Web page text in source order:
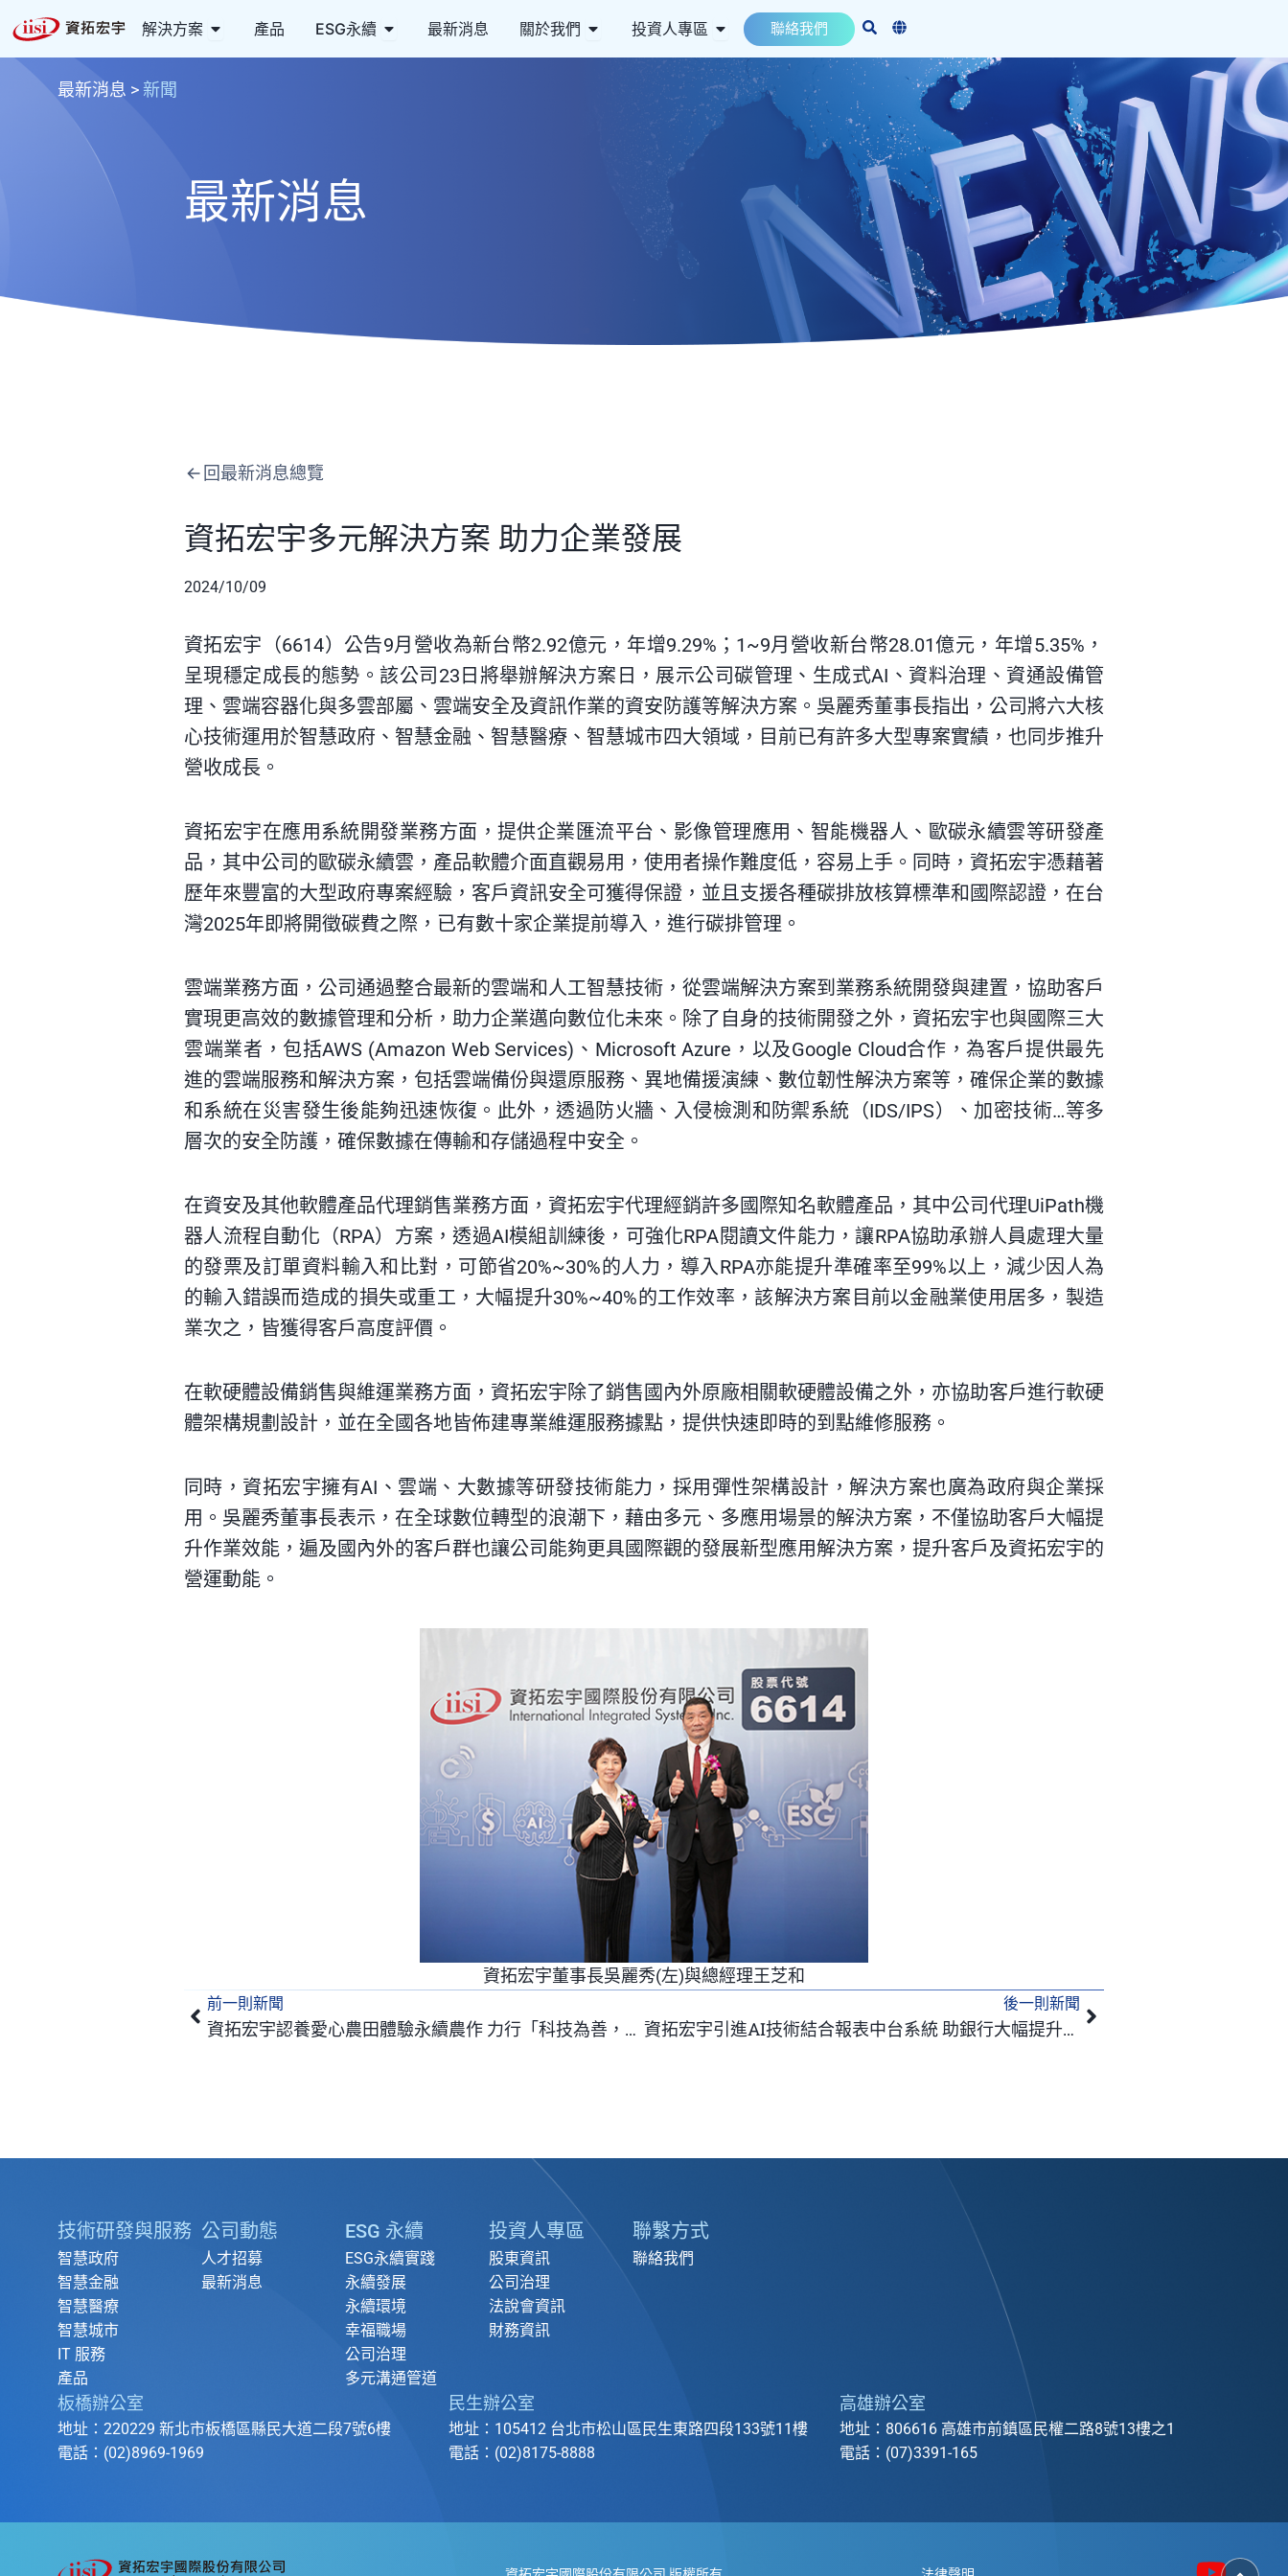
至
主
解決方案 Open 解決方案
產品 ESG永續 Open ESG永續
最新消息 關於我們 Open 關於我們
投資人專區 Open 投資人專區
聯絡我們
最新消息 > 新聞
最新消息
回最新消息總覽
資拓宏宇多元解決方案 助力企業發展
2024/10/09
資拓宏宇（6614）公告9月營收為新台幣2.92億元，年增9.29%；1~9月營收新台幣28.01億元，年增5.35%，
呈現穩定成長的態勢。該公司23日將舉辦解決方案日，展示公司碳管理、生成式AI、資料治理、資通設備管
理、雲端容器化與多雲部屬、雲端安全及資訊作業的資安防護等解決方案。吳麗秀董事長指出，公司將六大核
心技術運用於智慧政府、智慧金融、智慧醫療、智慧城市四大領域，目前已有許多大型專案實績，也同步推升
營收成長。
資拓宏宇在應用系統開發業務方面，提供企業匯流平台、影像管理應用、智能機器⼈、歐碳永續雲等研發產
品，其中公司的歐碳永續雲，產品軟體介面直觀易用，使用者操作難度低，容易上手。同時，資拓宏宇憑藉著
歷年來豐富的大型政府專案經驗，客戶資訊安全可獲得保證，並且支援各種碳排放核算標準和國際認證，在台
灣2025年即將開徵碳費之際，已有數十家企業提前導入，進行碳排管理。
雲端業務方面，公司通過整合最新的雲端和人工智慧技術，從雲端解決方案到業務系統開發與建置，協助客戶
實現更高效的數據管理和分析，助力企業邁向數位化未來。除了自身的技術開發之外，資拓宏宇也與國際三大
雲端業者，包括AWS (Amazon Web Services)、Microsoft Azure，以及Google Cloud合作，為客戶提供最先
進的雲端服務和解決方案，包括雲端備份與還原服務、異地備援演練、數位韌性解決方案等，確保企業的數據
和系統在災害發生後能夠迅速恢復。此外，透過防火牆、入侵檢測和防禦系統（IDS/IPS）、加密技術…等多
層次的安全防護，確保數據在傳輸和存儲過程中安全。
在資安及其他軟體產品代理銷售業務方面，資拓宏宇代理經銷許多國際知名軟體產品，其中公司代理UiPath機
器人流程自動化（RPA）方案，透過AI模組訓練後，可強化RPA閱讀文件能力，讓RPA協助承辦人員處理大量
的發票及訂單資料輸入和比對，可節省20%~30%的人力，導入RPA亦能提升準確率至99%以上，減少因人為
的輸入錯誤而造成的損失或重工，大幅提升30%~40%的工作效率，該解決方案目前以金融業使用居多，製造
業次之，皆獲得客戶高度評價。
在軟硬體設備銷售與維運業務方面，資拓宏宇除了銷售國內外原廠相關軟硬體設備之外，亦協助客戶進行軟硬
體架構規劃設計，並在全國各地皆佈建專業維運服務據點，提供快速即時的到點維修服務。
同時，資拓宏宇擁有AI、雲端、大數據等研發技術能力，採用彈性架構設計，解決方案也廣為政府與企業採
用。吳麗秀董事長表示，在全球數位轉型的浪潮下，藉由多元、多應用場景的解決方案，不僅協助客戶大幅提
升作業效能，遍及國內外的客戶群也讓公司能夠更具國際觀的發展新型應用解決方案，提升客戶及資拓宏宇的
營運動能。
資拓宏宇董事長吳麗秀(左)與總經理王芝和
上一頁
前一則新聞
資拓宏宇認養愛心農田體驗永續農作 力行「科技為善，企業共好」的理念
後一則新聞
資拓宏宇引進AI技術結合報表中台系統 助銀行大幅提升數據管理及營運效率
下一篇
技術研發與服務
智慧政府
智慧金融
智慧醫療
智慧城市
IT 服務
產品
公司動態
人才招募
最新消息
ESG 永續
ESG永續實踐
永續發展
永續環境
幸福職場
公司治理
多元溝通管道
投資人專區
股東資訊
公司治理
法說會資訊
財務資訊
聯繫方式
聯絡我們
板橋辦公室
地址：220229 新北市板橋區縣民大道二段7號6樓
電話：(02)8969-1969
民生辦公室
地址：105412 台北市松山區民生東路四段133號11樓
電話：(02)8175-8888
高雄辦公室
地址：806616 高雄市前鎮區民權二路8號13樓之1
電話：(07)3391-165